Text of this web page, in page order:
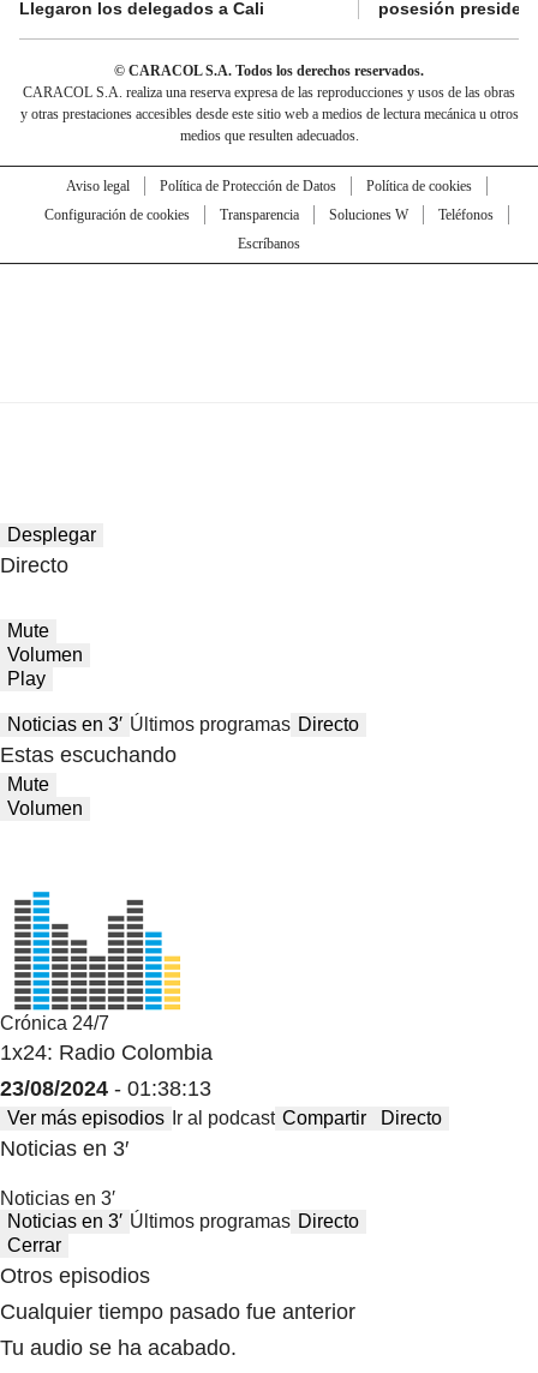
Llegaron los delegados a Cali
posesión
© CARACOL S.A. Todos los derechos reservados.
CARACOL S.A. realiza una reserva expresa de las reproducciones y usos de las obras
y otras prestaciones accesibles desde este sitio web a medios de lectura mecánica u otros
medios que resulten adecuados.
Aviso legal Política de Protección de Datos
Política de cookies
Configuración de cookies
Transparencia Soluciones W
Teléfonos
Escríbanos
Desplegar
Directo
Mute
Volumen
Play
Noticias en 3′ Últimos programas Directo
Estas escuchando
Mute
Volumen
Crónica 24/7
1x24: Radio Colombia
23/08/2024 - 01:38:13
Ver más episodios Ir al podcast Compartir Directo
Noticias en 3′
Noticias en 3′
Noticias en 3′ Últimos programas Directo
Cerrar
Otros episodios
Cualquier tiempo pasado fue anterior
Tu audio se ha acabado.